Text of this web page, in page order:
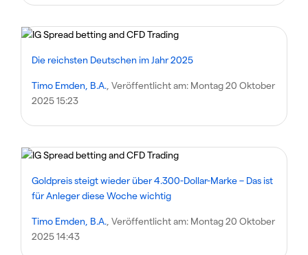
Die reichsten Deutschen im Jahr 2025
Timo Emden, B.A. , Veröffentlicht am: Montag 20 Oktober
2025 15:23
Goldpreis steigt wieder über 4.300-Dollar-Marke – Das ist
für Anleger diese Woche wichtig
Timo Emden, B.A. , Veröffentlicht am: Montag 20 Oktober
2025 14:43